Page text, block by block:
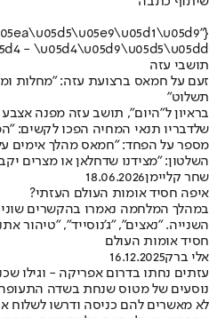
- \u05d4\u05d9\u05d5\u05dd"}
תושבי עזה
זעם על חמאס ברצועת עזה: "מחלות
תשלוט"
בראיון ל"היום", תושב עזה מפנה
שלדבריו תנאי המחיה הפכו לקשים:
מספר על הפחד: "חמאס מהלך אימים על
השלטון: "מצידנו שדחלאן או מצרים
שחר קליימן18.06.2026
איפה חסיד אומות העולם העזתי?
במהלך המלחמה נאמרו בהקשרים
השנייה. "נאצים", "ג'נוסייד", "טיהור
חסיד אומות העולם
אלי ברק16.12.2025
עזתים נחתו בדרום אפריקה - וגילו
נוסעים של מטוס שנחת בשדה התעופה
לא מאשרים להם כניסה ודרשו לשלוח